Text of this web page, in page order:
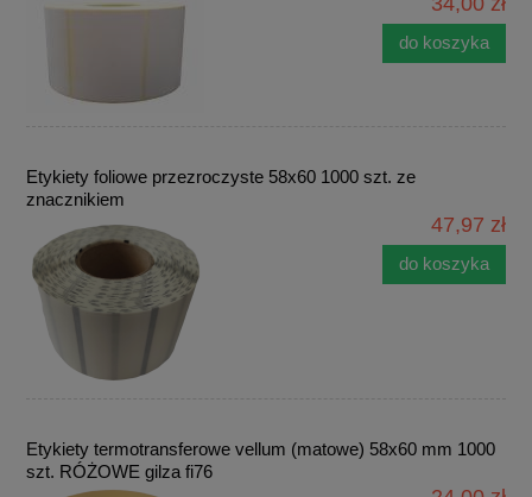
do koszyka
Etykiety foliowe przezroczyste 58x60 1000 szt. ze
znacznikiem
47,97 zł
do koszyka
Etykiety termotransferowe vellum (matowe) 58x60 mm 1000
szt. RÓŻOWE gilza fi76